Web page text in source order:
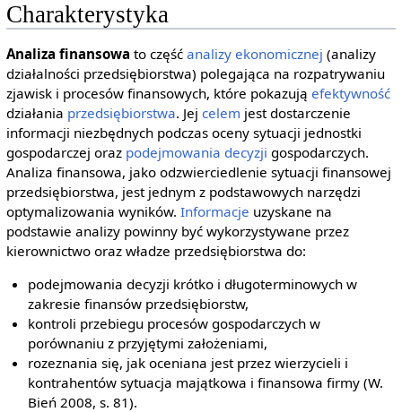
Charakterystyka
Analiza finansowa to część analizy ekonomicznej (analizy
działalności przedsiębiorstwa) polegająca na rozpatrywaniu
zjawisk i procesów finansowych, które pokazują efektywność
działania przedsiębiorstwa. Jej celem jest dostarczenie
informacji niezbędnych podczas oceny sytuacji jednostki
gospodarczej oraz podejmowania decyzji gospodarczych.
Analiza finansowa, jako odzwierciedlenie sytuacji finansowej
przedsiębiorstwa, jest jednym z podstawowych narzędzi
optymalizowania wyników. Informacje uzyskane na
podstawie analizy powinny być wykorzystywane przez
kierownictwo oraz władze przedsiębiorstwa do:
podejmowania decyzji krótko i długoterminowych w
zakresie finansów przedsiębiorstw,
kontroli przebiegu procesów gospodarczych w
porównaniu z przyjętymi założeniami,
rozeznania się, jak oceniana jest przez wierzycieli i
kontrahentów sytuacja majątkowa i finansowa firmy (W.
Bień 2008, s. 81).